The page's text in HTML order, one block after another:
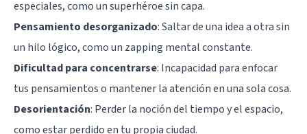
especiales, como un superhéroe sin capa.
Pensamiento desorganizado: Saltar de una idea a otra sin
un hilo lógico, como un zapping mental constante.
Dificultad para concentrarse: Incapacidad para enfocar
tus pensamientos o mantener la atención en una sola cosa.
Desorientación: Perder la noción del tiempo y el espacio,
como estar perdido en tu propia ciudad.